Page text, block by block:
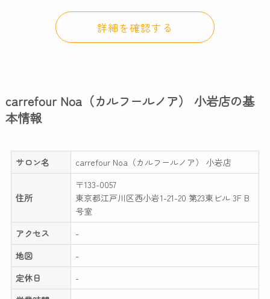
詳細を確認する
carrefour Noa（カルフールノア） 小岩店の基
本情報
サロン名 carrefour Noa（カルフールノア） 小岩店
住所
〒133-0057
東京都江戸川区西小岩1-21-20 第23東ビル 3F B
号室
アクセス
-
地図
-
定休日
-